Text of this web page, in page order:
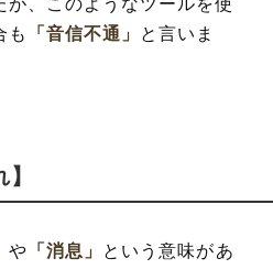
も
「音信不通」
と言いま
や 「消息」
という意味があ